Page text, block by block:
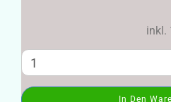
inkl.
In Den